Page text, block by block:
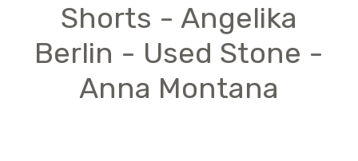
Shorts - Angelika
Berlin - Used Stone -
Anna Montana